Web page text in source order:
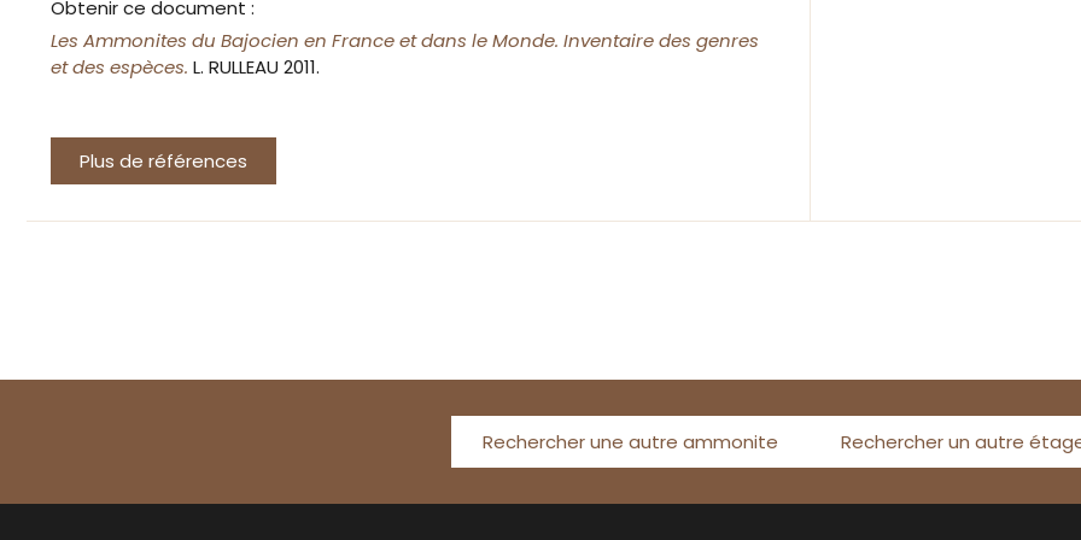
Obtenir ce document :
Les Ammonites du Bajocien en France et dans le Monde. Inventaire des genres
et des espèces. L. RULLEAU 2011.
Plus de références
Rechercher une autre ammonite Rechercher un autre